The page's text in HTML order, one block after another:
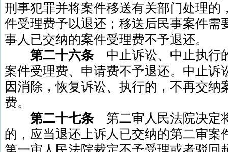
刑事犯罪并将案件移送有关部门处理的
件受理费予以退还；移送后民事案件需
事人已交纳的案件受理费不予退还。
第二十六条中止诉讼、中止执行
案件受理费、申请费不予退还。中止诉
因消除，恢复诉讼、执行的，不再交纳
费。
第二十七条第二审人民法院决定
的，应当退还上诉人已交纳的第二审案